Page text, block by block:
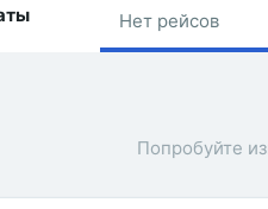
Нет рейсов
Попробуйте